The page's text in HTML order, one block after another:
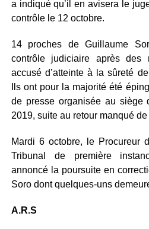
a indiqué qu’il en avisera le
contrôle le 12 octobre.
14 proches de Guillaume
contrôle judiciaire après des
accusé d’atteinte à la sûreté
Ils ont pour la majorité été
de presse organisée au siège
2019, suite au retour manqué
Mardi 6 octobre, le Procureur
Tribunal de première
annoncé la poursuite en
Soro dont quelques-uns
A.R.S